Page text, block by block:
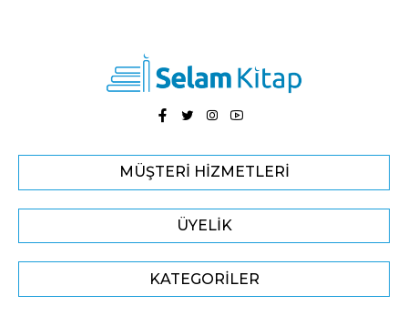
MÜŞTERI HIZMETLERI
ÜYELIK
KATEGORILER